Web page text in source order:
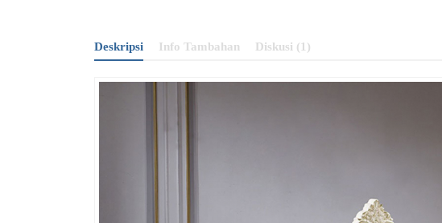
Deskripsi Info Tambahan Diskusi (1)